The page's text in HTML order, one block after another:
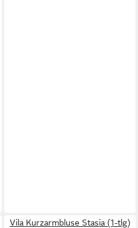
Vila Kurzarmbluse Stasia (1-tlg)